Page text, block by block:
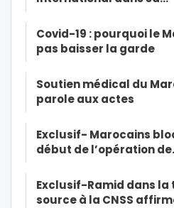
Covid-19 : pourquoi le
pas baisser la garde
Soutien médical du
parole aux actes
Exclusif- Marocains
début de l’opération
Exclusif-Ramid dans la
source à la CNSS